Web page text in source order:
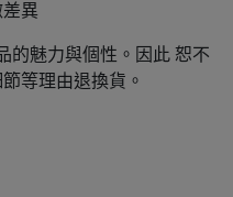
異
的魅力與個性。因此 恕不
等理由退換貨。